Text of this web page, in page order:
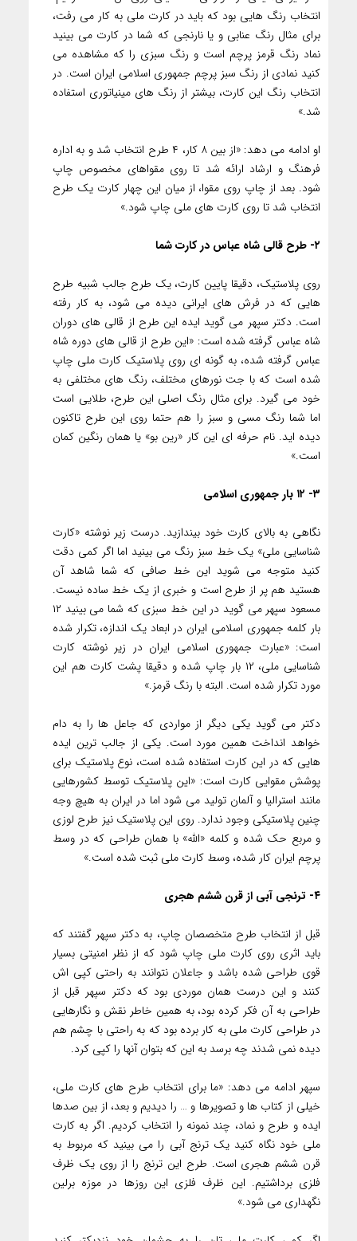
انتخاب رنگ هایی بود که باید در کارت ملی به کار می رفت،
برای مثال رنگ عنابی و یا نارنجی که شما در کارت می بینید
نماد رنگ قرمز پرچم است و رنگ سبزی را که مشاهده می
کنید نمادی از رنگ سبز پرچم جمهوری اسلامی ایران است. در
انتخاب رنگ این کارت، بیشتر از رنگ های مینیاتوری استفاده
شد.»
او ادامه می دهد: «از بین ۸ کار، ۴ طرح انتخاب شد و به اداره
فرهنگ و ارشاد ارائه شد تا روی مقواهای مخصوص چاپ
شود. بعد از چاپ روی مقوا، از میان این چهار کارت یک طرح
انتخاب شد تا روی کارت های ملی چاپ شود.»
۲- طرح قالی شاه عباس در کارت شما
روی پلاستیک، دقیقا پایین کارت، یک طرح جالب شبیه طرح
هایی که در فرش های ایرانی دیده می شود، به کار رفته
است. دکتر سپهر می گوید ایده این طرح از قالی های دوران
شاه عباس گرفته شده است: «این طرح از قالی های دوره شاه
عباس گرفته شده، به گونه ای روی پلاستیک کارت ملی چاپ
شده است که با جت نورهای مختلف، رنگ های مختلفی به
خود می گیرد. برای مثال رنگ اصلی این طرح، طلایی است
اما شما رنگ مسی و سبز را هم حتما روی این طرح تاکنون
دیده اید. نام حرفه ای این کار «رین بو» یا همان رنگین کمان
است.»
۳- ۱۲ بار جمهوری اسلامی
نگاهی به بالای کارت خود بیندازید. درست زیر نوشته «کارت
شناسایی ملی» یک خط سبز رنگ می بینید اما اگر کمی دقت
کنید متوجه می شوید این خط صافی که شما شاهد آن
هستید هم پر از طرح است و خبری از یک خط ساده نیست.
مسعود سپهر می گوید در این خط سبزی که شما می بینید ۱۲
بار کلمه جمهوری اسلامی ایران در ابعاد یک اندازه، تکرار شده
است: «عبارت جمهوری اسلامی ایران در زیر نوشته کارت
شناسایی ملی، ۱۲ بار چاپ شده و دقیقا پشت کارت هم این
مورد تکرار شده است. البته با رنگ قرمز.»
دکتر می گوید یکی دیگر از مواردی که جاعل ها را به دام
خواهد انداخت همین مورد است. یکی از جالب ترین ایده
هایی که در این کارت استفاده شده است، نوع پلاستیک برای
پوشش مقوایی کارت است: «این پلاستیک توسط کشورهایی
مانند استرالیا و آلمان تولید می شود اما در ایران به هیچ وجه
چنین پلاستیکی وجود ندارد. روی این پلاستیک نیز طرح لوزی
و مربع حک شده و کلمه «الله» با همان طراحی که در وسط
پرچم ایران کار شده، وسط کارت ملی ثبت شده است.»
۴- ترنجی آبی از قرن ششم هجری
قبل از انتخاب طرح متخصصان چاپ، به دکتر سپهر گفتند که
باید اثری روی کارت ملی چاپ شود که از نظر امنیتی بسیار
قوی طراحی شده باشد و جاعلان نتوانند به راحتی کپی اش
کنند و این درست همان موردی بود که دکتر سپهر قبل از
طراحی به آن فکر کرده بود، به همین خاطر نقش و نگارهایی
در طراحی کارت ملی به کار برده بود که به راحتی با چشم هم
دیده نمی شدند چه برسد به این که بتوان آنها را کپی کرد.
سپهر ادامه می دهد: «ما برای انتخاب طرح های کارت ملی،
خیلی از کتاب ها و تصویرها و … را دیدیم و بعد، از بین صدها
ایده و طرح و نماد، چند نمونه را انتخاب کردیم. اگر به کارت
ملی خود نگاه کنید یک ترنج آبی را می بینید که مربوط به
قرن ششم هجری است. طرح این ترنج را از روی یک ظرف
فلزی برداشتیم. این ظرف فلزی این روزها در موزه برلین
نگهداری می شود.»